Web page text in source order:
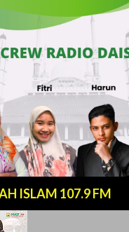
ISLAM 107.9 FM